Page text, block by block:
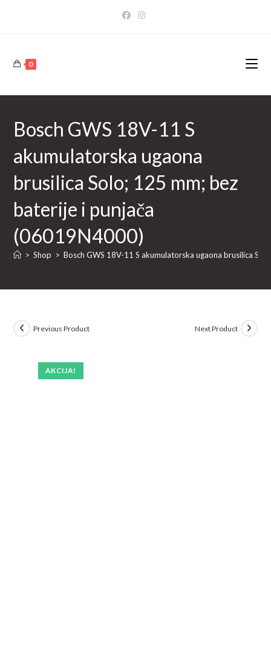
0
Bosch GWS 18V-11 S
akumulatorska ugaona
brusilica Solo; 125 mm; bez
baterije i punjača
(06019N4000)
> Shop > Bosch GWS 18V-11 S akumulatorska ugaona brusilica
AKCIJA!
Previous Product Next Product